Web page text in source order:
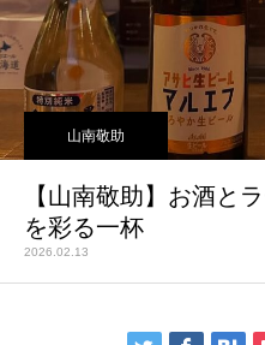
山南敬助
【山南敬助】お酒と
を彩る一杯
2026.02.13